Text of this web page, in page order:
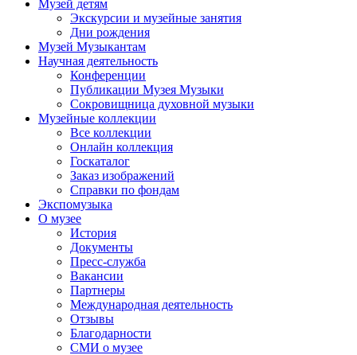
Музей детям
Экскурсии и музейные занятия
Дни рождения
Музей Музыкантам
Научная деятельность
Конференции
Публикации Музея Музыки
Сокровищница духовной музыки
Музейные коллекции
Все коллекции
Онлайн коллекция
Госкаталог
Заказ изображений
Справки по фондам
Экспомузыка
О музее
История
Документы
Пресс-служба
Вакансии
Партнеры
Международная деятельность
Отзывы
Благодарности
СМИ о музее